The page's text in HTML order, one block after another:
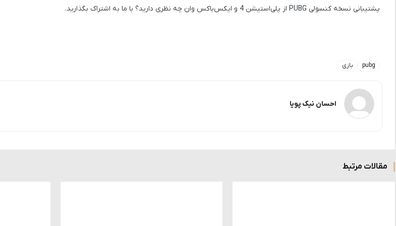
پشتیبانی نسخه کنسولی PUBG از پلی‌استیشن 4 و ایکس‌باکس وان چه نظری دارید؟ با ما به اشتراک بگذارید.
pubg بازی
احسان نیک پویا
مقالات مرتبط